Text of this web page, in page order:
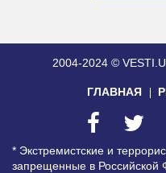
2004-2024 ©
ГЛАВНАЯ
* Экстремистские и
запрещенные в Российской